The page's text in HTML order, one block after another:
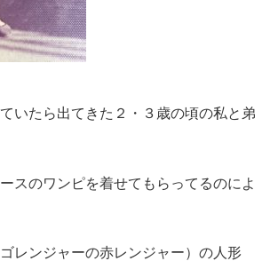
いたら出てきた２・３歳の頃の私と弟
スのワンピを着せてもらってるのによ
レンジャーの赤レンジャー）の人形